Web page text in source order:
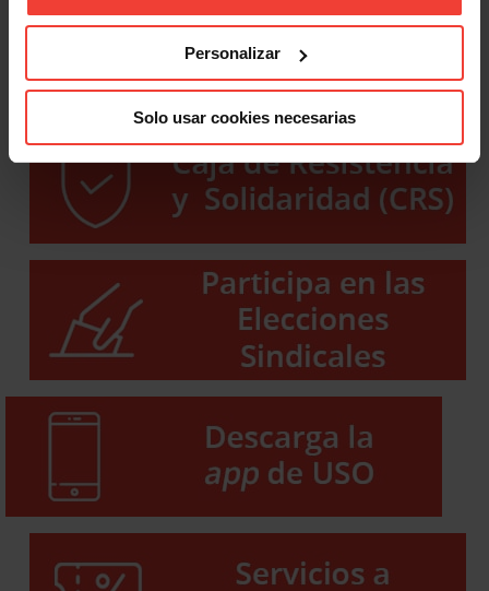
Personalizar
Solo usar cookies necesarias